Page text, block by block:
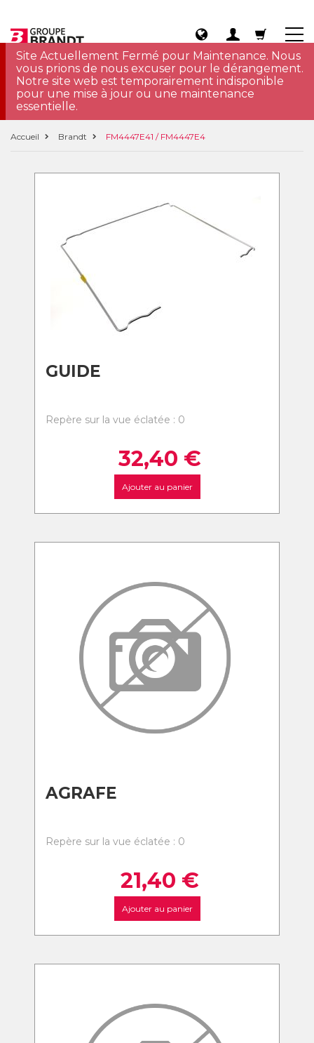
Site Actuellement Fermé pour Maintenance. Nous
vous prions de nous excuser pour le dérangement.
Notre site web est temporairement indisponible
pour une mise à jour ou une maintenance
essentielle.
Accueil Brandt FM4447E41 / FM4447E4
GUIDE
Repère sur la vue éclatée : 0
32,40 €
Ajouter au panier
AGRAFE
Repère sur la vue éclatée : 0
21,40 €
Ajouter au panier